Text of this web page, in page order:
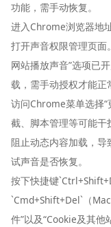
功能，需手动恢复。
进入Chrome浏览器地
打开声音权限管理页面
网站播放声音”选项已
载，需手动授权才能正
访问Chrome菜单选择
截、脚本管理等可能干
阻止动态内容加载，导
试声音是否恢复。
按下快捷键
`Cmd+Shift+Del`（
件”以及“Cookie及其